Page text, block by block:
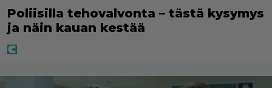
Poliisilla tehovalvonta – tästä kysymys
ja näin kauan kestää